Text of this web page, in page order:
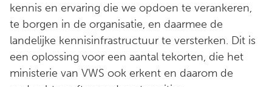
kennis en ervaring die we opdoen te verankeren,
te borgen in de organisatie, en daarmee de
landelijke kennisinfrastructuur te versterken. Dit is
een oplossing voor een aantal tekorten, die het
ministerie van VWS ook erkent en daarom de